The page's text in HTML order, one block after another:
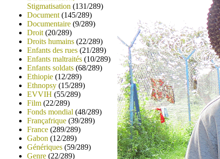
Stigmatisation (131/289)
Document (145/289)
Documentaire (9/289)
Droit (20/289)
Droits humains (22/289)
Enfants des rues (21/289)
Enfants maltraités (10/289)
Enfants soldats (68/289)
Ethiopie (12/289)
Ethnopsy (15/289)
EVVIH (55/289)
Film (22/289)
Fonds mondial (48/289)
Françafrique (39/289)
France (289/289)
Gabon (12/289)
Génériques (59/289)
Genre (22/289)